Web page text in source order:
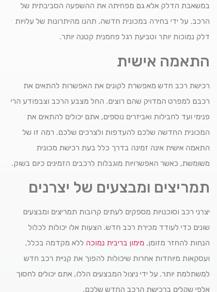
במשאבת הדלק אלא גם מפחיתה את ההשפעה הסביבתית של
הרכב. על ידי בחירה במכונית חדשה, תהנו מהיתרונות של עלויות
דלק נמוכות יותר וטביעת רגל פחמנית קטנה יותר.
התאמה אישית
רכישת רכב חדש מאפשרת לקונים את האפשרות להתאים את
רכבם למפרט המדויק שהם רוצים. החל מצבע הרכב וצבפודע הרי
פנימי ועד לחבילות ואביזרים נוספים, אתם יכולים להתאים את
המכונית החדשה שלכם להעדפות ולצרכים שלכם. רמה זו של
התאמה אישית אינה זמינה בדרך כלל בעת רכישת מכונית
משומשת, כאשר האפשרויות מוגבלות לרכבים הזמינים כיום בשוק.
תמריצים ומבצעים של יצרנים
יצרני רכב וסוכנויות מספקים לעתים קרובות תמריצים ומבצעים
שונים כדי לעודד מכירת רכב חדש. הצעות אלו יכולות לכלול
הנחות להחזר מזומן, מימון בריבית נמוכה ללא מקדמה בכלל,
ועסקאות מיוחדות אחרות שיכולות להפוך את קניית רכב חדש
למשתלמת יותר. על ידי ניצול המבצעים הללו, אתם יכולים לחסוך
אלפי שקלים ברכישת הרכב החדש שלכם.